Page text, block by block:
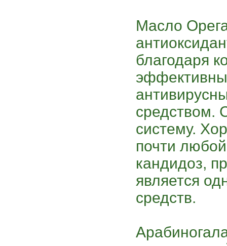
Масло
благодаря
средством.
систему.
почти
кандидоз,
является
средств.